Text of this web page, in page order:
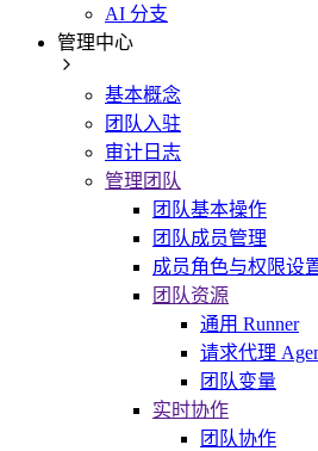
AI 分支
管理中心
基本概念
团队入驻
审计日志
管理团队
团队基本操作
团队成员管理
成员角色与权限设
团队资源
通用 Runner
请求代理
团队变量
实时协作
团队协作